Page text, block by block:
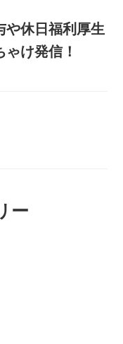
や休日福利厚生
け発信！
ー